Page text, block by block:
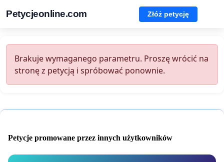
Petycjeonline.com Złóż petycję
Brakuje wymaganego parametru. Proszę wrócić na
stronę z petycją i spróbować ponownie.
Petycje promowane przez innych użytkowników